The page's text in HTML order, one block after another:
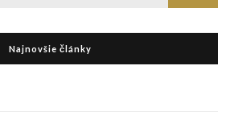
Najnovšie články